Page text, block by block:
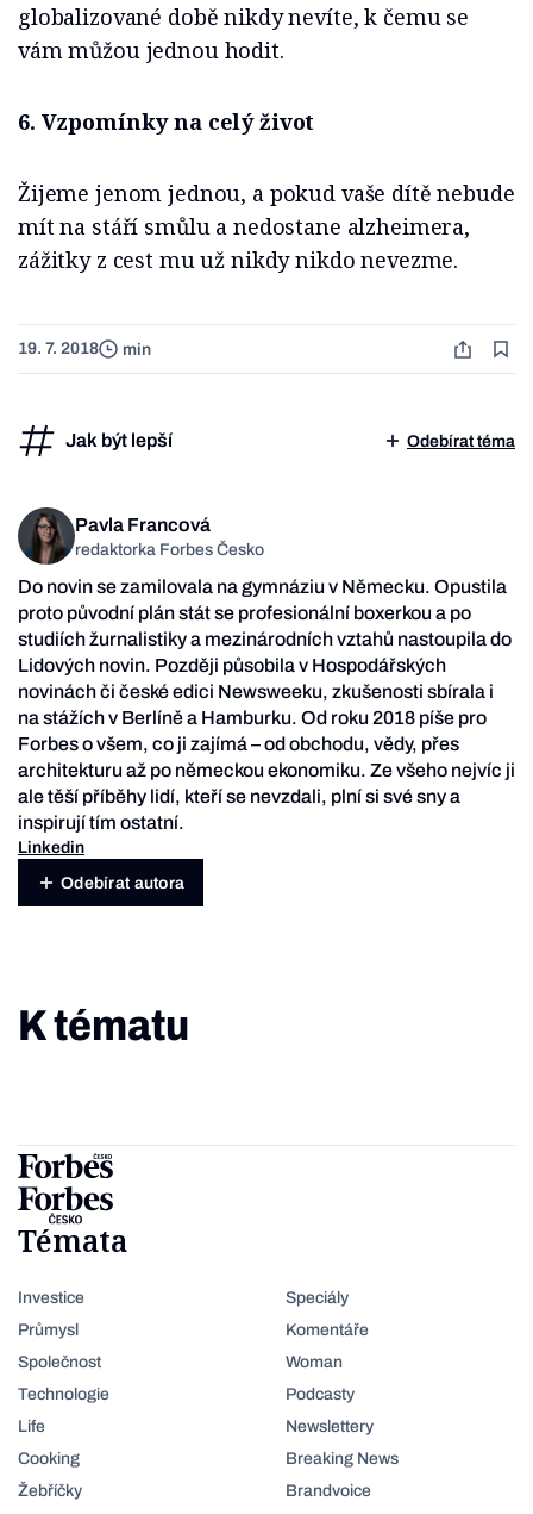
globalizované době nikdy nevíte, k čemu se
vám můžou jednou hodit.
6. Vzpomínky na celý život
Žijeme jenom jednou, a pokud vaše dítě nebude
mít na stáří smůlu a nedostane alzheimera,
zážitky z cest mu už nikdy nikdo nevezme.
19. 7. 2018 min
Jak být lepší Odebírat téma
Pavla Francová
redaktorka Forbes Česko
Do novin se zamilovala na gymnáziu v Německu. Opustila
proto původní plán stát se profesionální boxerkou a po
studiích žurnalistiky a mezinárodních vztahů nastoupila do
Lidových novin. Později působila v Hospodářských
novinách či české edici Newsweeku, zkušenosti sbírala i
na stážích v Berlíně a Hamburku. Od roku 2018 píše pro
Forbes o všem, co ji zajímá – od obchodu, vědy, přes
architekturu až po německou ekonomiku. Ze všeho nejvíc ji
ale těší příběhy lidí, kteří se nevzdali, plní si své sny a
inspirují tím ostatní.
Linkedin
Odebírat autora
K tématu
Témata
Investice
Průmysl
Společnost
Technologie
Life
Cooking
Žebříčky
Speciály
Komentáře
Woman
Podcasty
Newslettery
Breaking News
Brandvoice